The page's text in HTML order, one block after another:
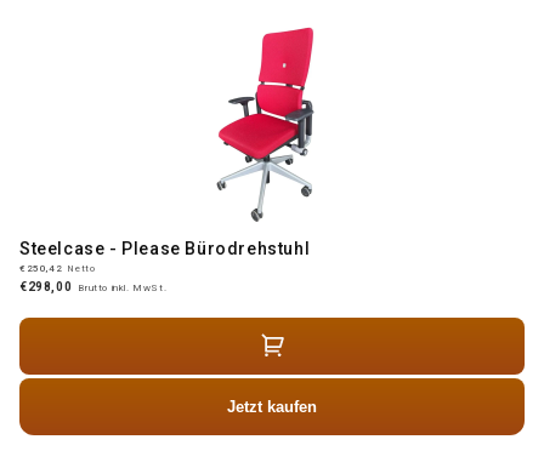
Steelcase - Please Bürodrehstuhl
€250,42 Netto
€298,00 Brutto inkl. MwSt.
Jetzt kaufen